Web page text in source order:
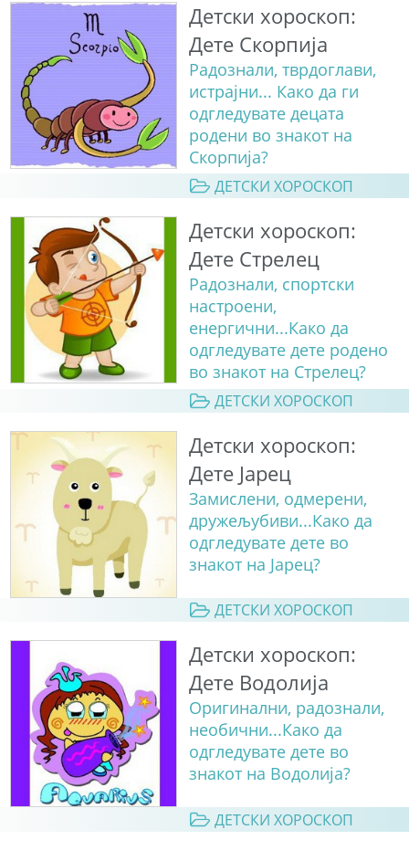
Детски хороскоп:
Дете Скорпија
Радознали, тврдоглави,
истрајни... Како да ги
одгледувате децата
родени во знакот на
Скорпија?
ДЕТСКИ ХОРОСКОП
Детски хороскоп:
Дете Стрелец
Радознали, спортски
настроени,
енергични...Како да
одгледувате дете родено
во знакот на Стрелец?
ДЕТСКИ ХОРОСКОП
Детски хороскоп:
Дете Јарец
Замислени, одмерени,
дружељубиви...Како да
одгледувате дете во
знакот на Јарец?
ДЕТСКИ ХОРОСКОП
Детски хороскоп:
Дете Водолија
Оригинални, радознали,
необични...Како да
одгледувате дете во
знакот на Водолија?
ДЕТСКИ ХОРОСКОП